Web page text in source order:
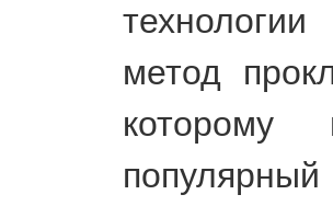
метод
которому